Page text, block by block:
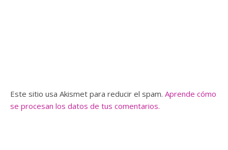
Este sitio usa Akismet para reducir el spam. Aprende cómo
se procesan los datos de tus comentarios.